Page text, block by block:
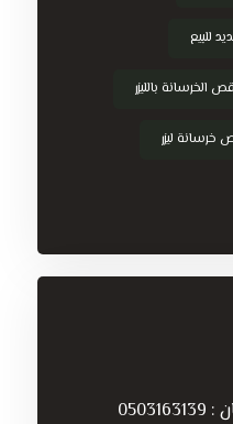
للبيع
قص الخرسانة بالليزر
خرسانة ليزر